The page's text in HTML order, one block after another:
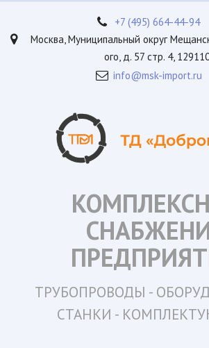
+7 (495) 664-44-94
Москва Муниципальный округ
ого, д. 57 стр. 4,
info@msk-import.ru
ТРУБОПРОВОДЫ -
СТАНКИ -